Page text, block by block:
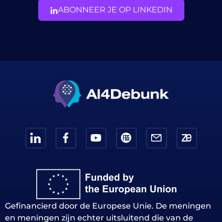
ABONNEER JE OP LINKEDIN
Gefinancierd door de Europese Unie. De meningen
en meningen zijn echter uitsluitend die van de